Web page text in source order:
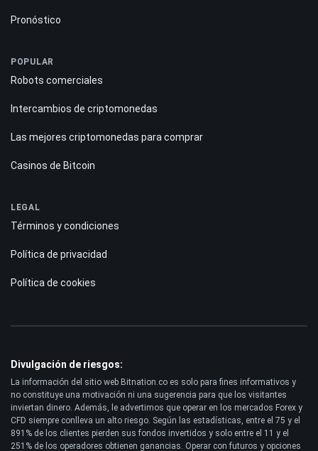
Pronóstico
POPULAR
Robots comerciales
Intercambios de criptomonedas
Las mejores criptomonedas para comprar
Casinos de Bitcoin
LEGAL
Términos y condiciones
Política de privacidad
Política de cookies
Divulgación de riesgos:
La información del sitio web Bitnation.co es solo para fines informativos y
no constituye una motivación ni una sugerencia para que los visitantes
inviertan dinero. Además, le advertimos que operar en los mercados Forex y
CFD siempre conlleva un alto riesgo. Según las estadísticas, entre el 75 y el
891% de los clientes pierden sus fondos invertidos y solo entre el 11 y el
251% de los operadores obtienen ganancias. Operar con futuros y opciones